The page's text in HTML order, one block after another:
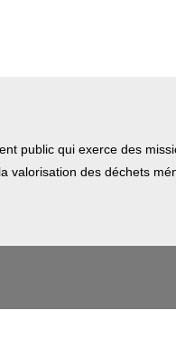
public qui exerce des
valorisation des déchets